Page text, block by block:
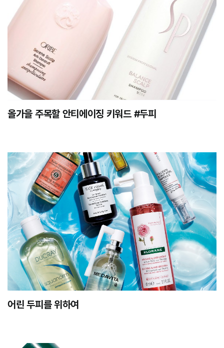
올가을 주목할 안티에이징 키워드 #두피
어린 두피를 위하여